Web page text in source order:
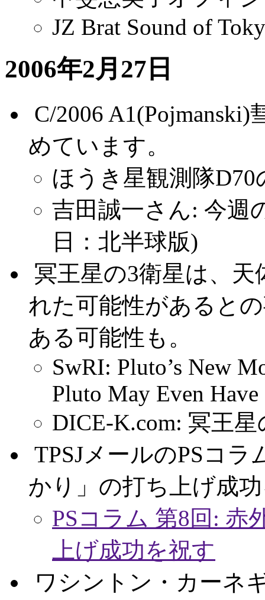
JZ Brat Sound of
2006年2月27日
C/2006
めています。
ほうき星観測隊
吉田誠一さん: 今週
日：北半球版)
冥王星の3衛星は、
れた可能性があると
ある可能性も。
SwRI: Pluto’s New
Pluto May Even Have
DICE-K.com: 冥王
TPSJメールのPSコ
かり」の打ち上げ成
PSコラム 第8回: 赤
上げ成功を祝す
ワシントン・カーネ